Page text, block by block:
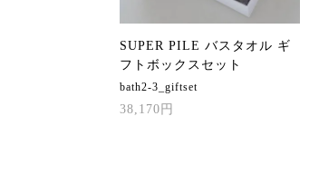
SUPER PILE バスタオル ギ
フトボックスセット
bath2-3_giftset
38,170円